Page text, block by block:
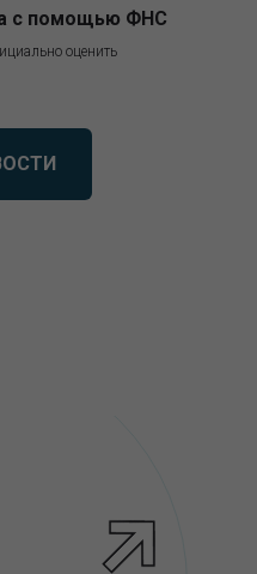
с помощью ФНС
оценить